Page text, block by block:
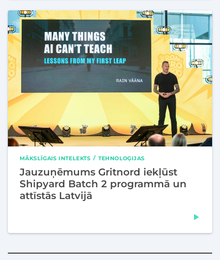
MĀKSLĪGAIS INTELEKTS TEHNOLOĢIJAS
Jauzuņēmums Gritnord iekļūst
Shipyard Batch 2 programmā un
attīstās Latvijā